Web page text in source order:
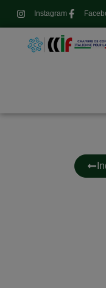
Instagram